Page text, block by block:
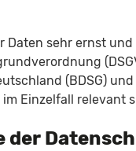
Daten sehr ernst
(BDSG)
Einzelfall relevant
der